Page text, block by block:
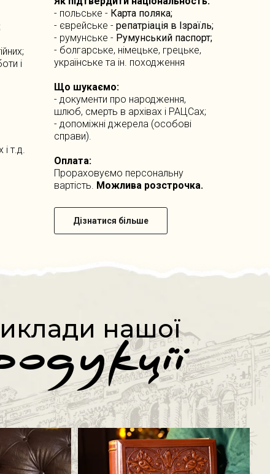
і
і т.д.
- польське - Карта поляка;
- єврейське - репатріація в Ізраїль;
- румунське - Румунський паспорт;
- болгарське, німецьке, грецьке,
українське та ін. походження
Що шукаємо:
- документи про народження,
шлюб, смерть в архівах і РАЦСах;
- допоміжні джерела (особові
справи).
Оплата:
Прораховуємо персональну
вартість. Можлива розстрочка.
Дізнатися більше
нашої